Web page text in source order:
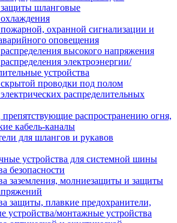
шланговые
охранной сигнализации и
оповещения
высокого напряжения
электроэнергии/
устройства
проводки под полом
распределительных
распространению огня,
кабель-каналы
для шлангов и рукавов
устройства для системной шины
безопасности
заземления, молниезащиты и защиты
защиты, плавкие предохранители,
устройства/монтажные устройства